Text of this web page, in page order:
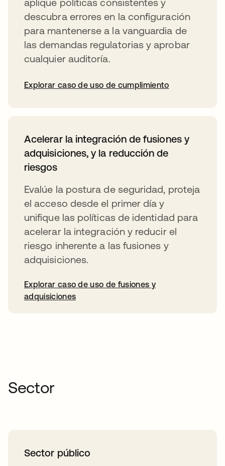
descubra errores en la configuración
para mantenerse a la vanguardia de
las demandas regulatorias y aprobar
cualquier auditoría.
Explorar caso de uso de cumplimiento
Acelerar la integración de fusiones y
adquisiciones, y la reducción de
riesgos
Evalúe la postura de seguridad, proteja
el acceso desde el primer día y
unifique las políticas de identidad para
acelerar la integración y reducir el
riesgo inherente a las fusiones y
adquisiciones.
Explorar caso de uso de fusiones y
adquisiciones
Sector
Sector público